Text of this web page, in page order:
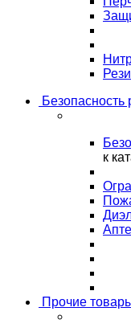
Безопасность
к
Прочие